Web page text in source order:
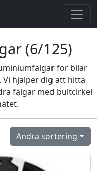
(6/125)
för bilar
Vi hjälper dig att hitta
fälgar med bultcirkel
Ändra sortering